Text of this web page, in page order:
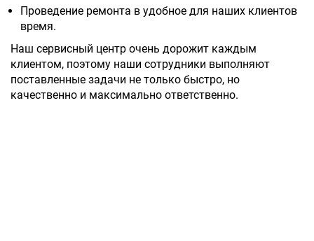
Проведение ремонта в удобное для наших клиентов
время.
Наш сервисный центр очень дорожит каждым
клиентом, поэтому наши сотрудники выполняют
поставленные задачи не только быстро, но
качественно и максимально ответственно.